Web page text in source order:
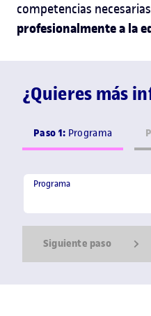
competencias
profesionalmente a la
¿Quieres más
Paso 1: Programa
Programa
Programa
Siguiente paso